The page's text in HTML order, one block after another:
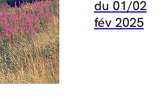
du 01/02
fév 2025